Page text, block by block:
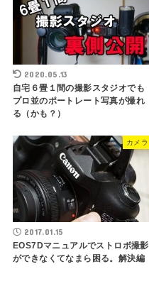
2020.05.13
自宅６畳１間の撮影スタジオでも
プロ並のポートレート写真が撮れ
る（かも？）
カメラ
2017.01.15
EOS7Dマニュアルでストロボ撮影
ができなくてなまら困る。解決編